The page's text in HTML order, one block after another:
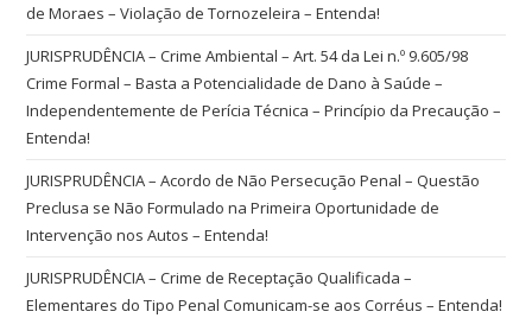
de Moraes – Violação de Tornozeleira – Entenda!
JURISPRUDÊNCIA – Crime Ambiental – Art. 54 da Lei n.º 9.605/98
Crime Formal – Basta a Potencialidade de Dano à Saúde –
Independentemente de Perícia Técnica – Princípio da Precaução –
Entenda!
JURISPRUDÊNCIA – Acordo de Não Persecução Penal – Questão
Preclusa se Não Formulado na Primeira Oportunidade de
Intervenção nos Autos – Entenda!
JURISPRUDÊNCIA – Crime de Receptação Qualificada –
Elementares do Tipo Penal Comunicam-se aos Corréus – Entenda!